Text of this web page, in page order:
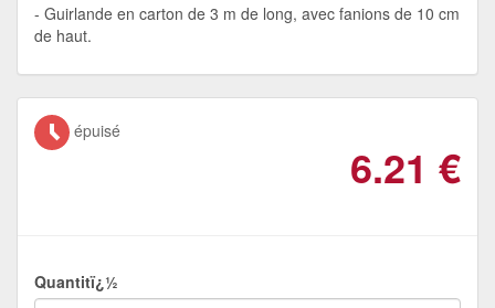
Guirlande en carton de 3 m de long, avec fanions de 10 cm
de haut.
épuisé
6.21 €
Quantitï¿½